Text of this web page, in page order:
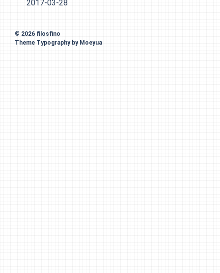
2017-03-28
© 2026 filosfino
Theme Typographyby Moeyua